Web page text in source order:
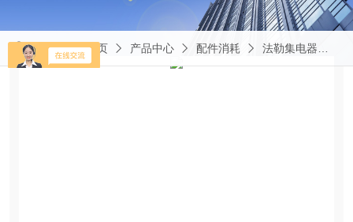
当前位置：首页 产品中心 配件消耗 法勒集电器